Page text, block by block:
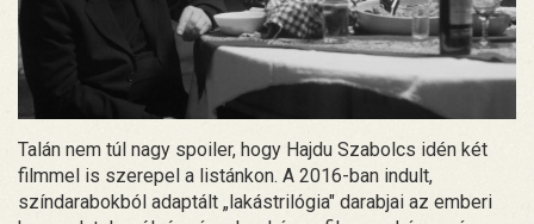
Talán nem túl nagy spoiler, hogy Hajdu Szabolcs idén két
filmmel is szerepel a listánkon. A 2016-ban indult,
színdarabokból adaptált „lakástrilógia" darabjai az emberi